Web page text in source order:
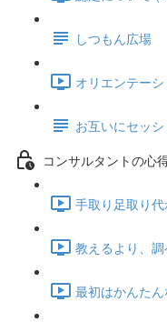
しつもん広場
オリエンテー
お互いにセッ
コンサルタントの心
手取り足取り
教えるより、
最初はかんた